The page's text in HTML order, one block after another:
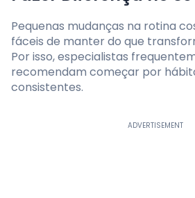
Pequenas mudanças na rotina
fáceis de manter do que
Por isso, especialistas
recomendam começar por
consistentes.
ADVERTISEMENT